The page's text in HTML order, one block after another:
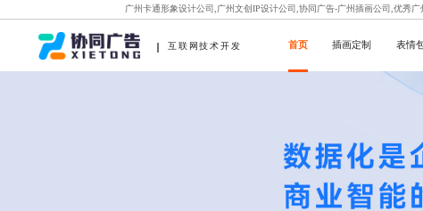
广州卡通形象设计公司,广州文创IP设计公司,协同广告-广州插画公司,优秀
互联网技术开发 首页 插画定制 表情